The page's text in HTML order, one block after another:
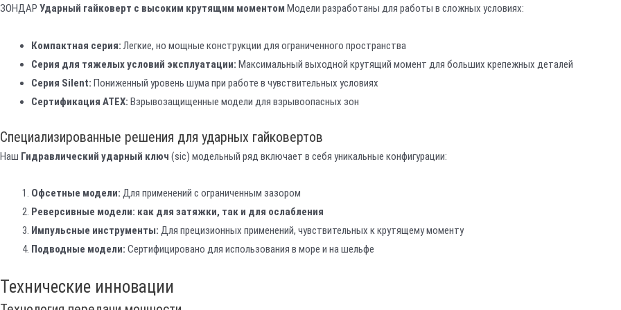
ЗОНДАР Ударный гайковерт с высоким крутящим моментом Модели разработаны для работы в сложных условиях:
Компактная серия: Легкие, но мощные конструкции для ограниченного пространства
Серия для тяжелых условий эксплуатации: Максимальный выходной крутящий момент для больших крепежных деталей
Серия Silent: Пониженный уровень шума при работе в чувствительных условиях
Сертификация ATEX: Взрывозащищенные модели для взрывоопасных зон
Специализированные решения для ударных гайковертов
Наш Гидравлический ударный ключ (sic) модельный ряд включает в себя уникальные конфигурации:
Офсетные модели: Для применений с ограниченным зазором
Реверсивные модели: как для затяжки, так и для ослабления
Импульсные инструменты: Для прецизионных применений, чувствительных к крутящему моменту
Подводные модели: Сертифицировано для использования в море и на шельфе
Технические инновации